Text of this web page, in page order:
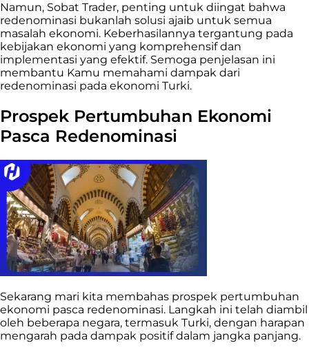
Namun, Sobat Trader, penting untuk diingat bahwa
redenominasi bukanlah solusi ajaib untuk semua
masalah ekonomi. Keberhasilannya tergantung pada
kebijakan ekonomi yang komprehensif dan
implementasi yang efektif. Semoga penjelasan ini
membantu Kamu memahami dampak dari
redenominasi pada ekonomi Turki.
Prospek Pertumbuhan Ekonomi
Pasca Redenominasi
Sekarang mari kita membahas prospek pertumbuhan
ekonomi pasca redenominasi. Langkah ini telah diambil
oleh beberapa negara, termasuk Turki, dengan harapan
mengarah pada dampak positif dalam jangka panjang.